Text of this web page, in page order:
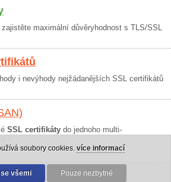
zajistěte maximální důvěryhodnost s TLS/SSL
i nevýhody nejžádanějších SSL certifikátů
SSL certifikáty do jednoho multi-
|30 dní záruka
soubory cookies. více informací
všemi Pouze nezbytné